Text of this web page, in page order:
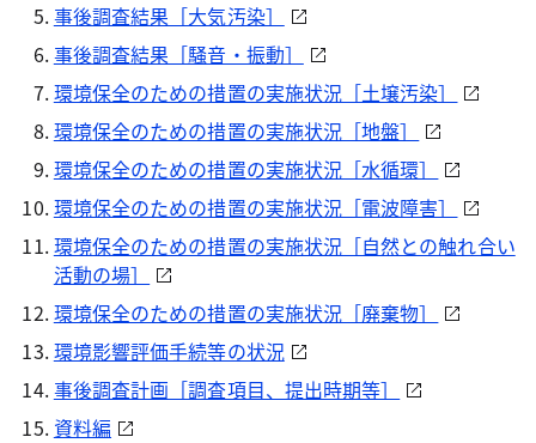
事後調査結果［大気汚染］
事後調査結果［騒音・振動］
環境保全のための措置の実施状況［土壌汚染］
環境保全のための措置の実施状況［地盤］
環境保全のための措置の実施状況［水循環］
環境保全のための措置の実施状況［電波障害］
環境保全のための措置の実施状況［自然との触れ合い
活動の場］
環境保全のための措置の実施状況［廃棄物］
環境影響評価手続等の状況
事後調査計画［調査項目、提出時期等］
資料編